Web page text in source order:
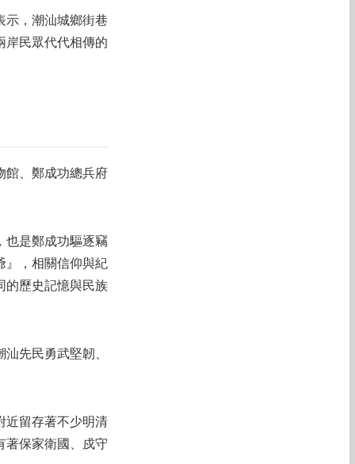
示，潮汕城鄉街巷
岸民眾代代相傳的
館、鄭成功總兵府
也是鄭成功驅逐竊
』，相關信仰與紀
的歷史記憶與民族
先民勇武堅韌、
近留存著不少明清
著保家衛國、戍守